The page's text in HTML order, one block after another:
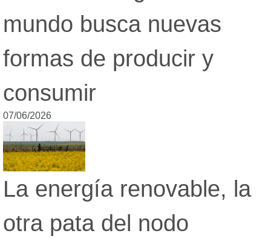
mundo busca nuevas
formas de producir y
consumir
07/06/2026
La energía renovable, la
otra pata del nodo